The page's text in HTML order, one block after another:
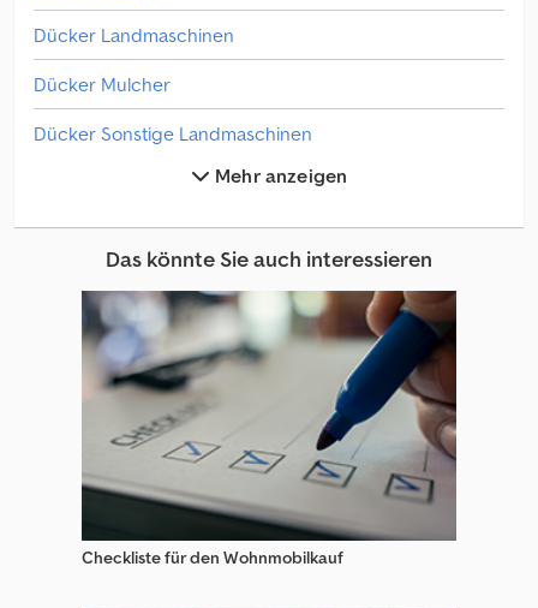
Dücker Landmaschinen
Dücker Mulcher
Dücker Sonstige Landmaschinen
Düvelsdorf Landmaschinen
Eberhardt Landmaschinen
Eggen
Eicher Landmaschinen
Güttler Eggen
John Deere Eggen
Mehr anzeigen
Das könnte Sie auch interessieren
Checkliste für den Wohnmobilkauf